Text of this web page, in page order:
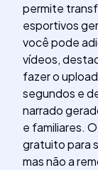
permite
esportivos
você pode
vídeos,
fazer o
segundos e
narrado
e familiares.
gratuito para
mas não a